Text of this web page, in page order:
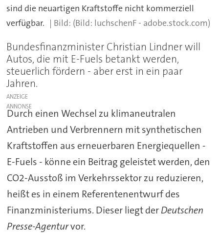
sind die neuartigen Kraftstoffe nicht kommerziell
verfügbar.
(Bild: luchschenF - adobe.stock.com)
Bundesfinanzminister Christian Lindner will
Autos, die mit E-Fuels betankt werden,
steuerlich fördern - aber erst in ein paar
Jahren.
ANZEIGE
Durch einen Wechsel zu klimaneutralen
Antrieben und Verbrennern mit synthetischen
Kraftstoffen aus erneuerbaren Energiequellen -
E-Fuels - könne ein Beitrag geleistet werden, den
CO2-Ausstoß im Verkehrssektor zu reduzieren,
heißt es in einem Referentenentwurf des
Finanzministeriums. Dieser liegt derDeutschen
Presse-Agenturvor.